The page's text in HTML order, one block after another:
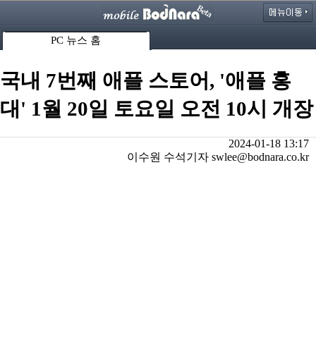
PC 뉴스 홈
국내 7번째 애플 스토어, '애플 홍
대' 1월 20일 토요일 오전 10시 개장
2024-01-18 13:17
이수원 수석기자 swlee@bodnara.co.kr